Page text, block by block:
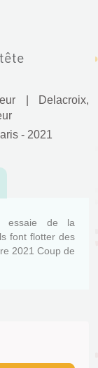
Delacroix,
- 2021
essaie de la
font flotter des
2021 Coup de